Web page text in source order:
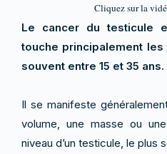
Cliquez sur la
Le cancer du testicule
touche principalement
souvent entre 15 et 35 ans.
Il se manifeste
volume, une masse ou
niveau d’un testicule, le plus